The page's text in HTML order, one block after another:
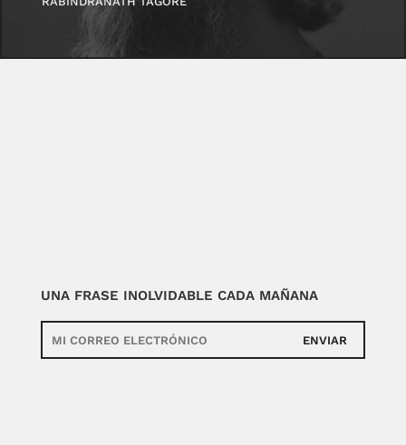
UNA FRASE INOLVIDABLE CADA MAÑANA
ENVIAR